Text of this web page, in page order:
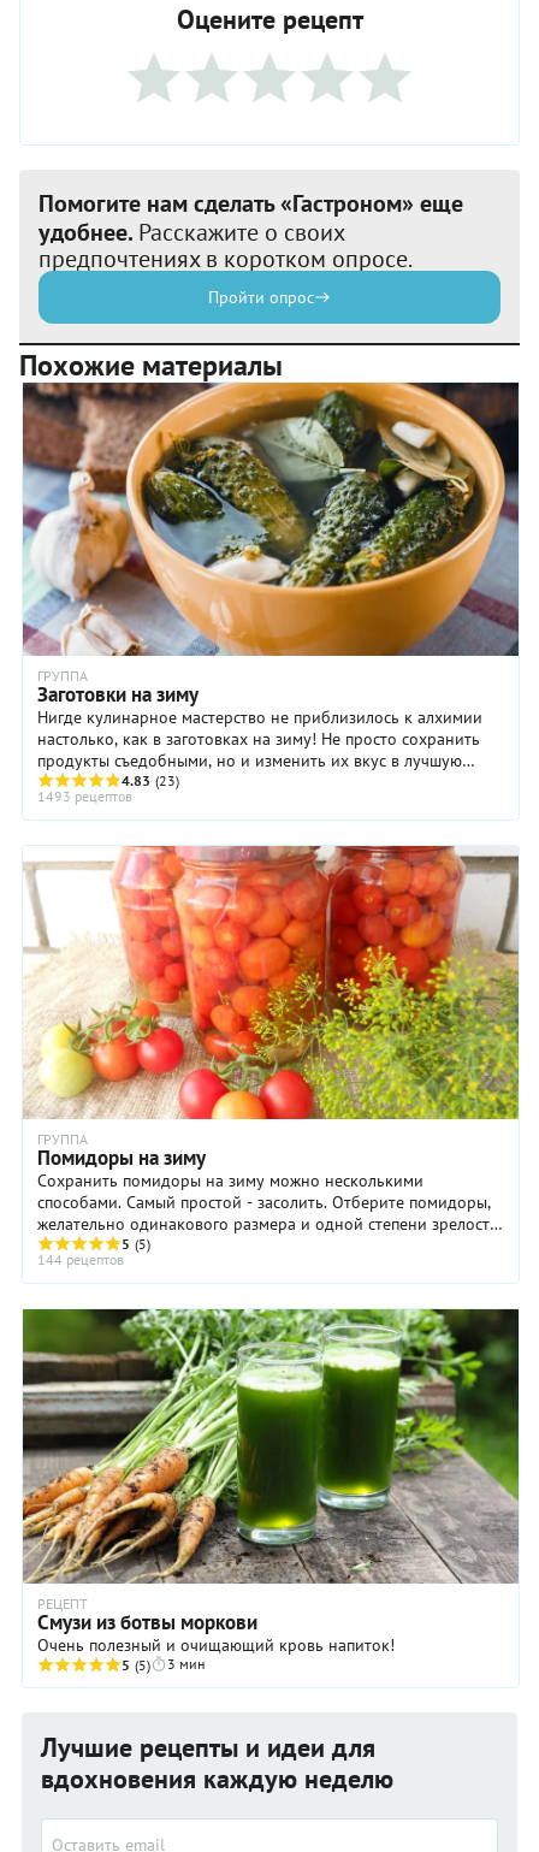
Оцените рецепт
Помогите нам сделать «Гастроном» еще
удобнее. Расскажите о своих
предпочтениях в коротком опросе.
Пройти опрос
Похожие материалы
ГРУППА
Заготовки на зиму
Нигде кулинарное мастерство не приблизилось к алхимии
настолько, как в заготовках на зиму! Не просто сохранить
продукты съедобными, но и изменить их вкус в лучшую
сторону – настоящее искусство, ...
4.83 (23)
1493 рецептов
ГРУППА
Помидоры на зиму
Сохранить помидоры на зиму можно несколькими
способами. Самый простой - засолить. Отберите помидоры,
желательно одинакового размера и одной степени зрелости,
положите в банки, кастрюлю или бочку и ...
5 (5)
144 рецептов
РЕЦЕПТ
Смузи из ботвы моркови
Очень полезный и очищающий кровь напиток!
5 (5) 3 мин
Лучшие рецепты и идеи для
вдохновения каждую неделю